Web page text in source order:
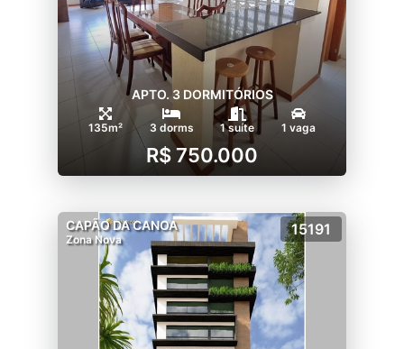
APTO. 3 DORMITÓRIOS
135m² 3 dorms 1 suíte 1 vaga
R$ 750.000
CAPÃO DA CANOA
Zona Nova
15191